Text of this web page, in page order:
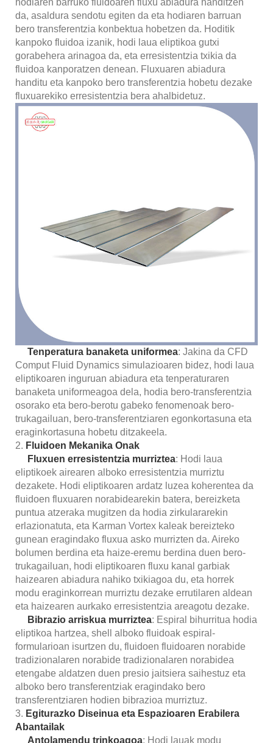
hodiaren barruko fluidoaren fluxu abiadura handitzen
da, asaldura sendotu egiten da eta hodiaren barruan
bero transferentzia konbektua hobetzen da. Hoditik
kanpoko fluidoa izanik, hodi laua eliptikoa gutxi
gorabehera arinagoa da, eta erresistentzia txikia da
fluidoa kanporatzen denean. Fluxuaren abiadura
handitu eta kanpoko bero transferentzia hobetu dezake
fluxuarekiko erresistentzia bera ahalbidetuz.
Tenperatura banaketa uniformea: Jakina da CFD
Comput Fluid Dynamics simulazioaren bidez, hodi laua
eliptikoaren inguruan abiadura eta tenperaturaren
banaketa uniformeagoa dela, hodia bero-transferentzia
osorako eta bero-berotu gabeko fenomenoak bero-
trukagailuan, bero-transferentziaren egonkortasuna eta
eraginkortasuna hobetu ditzakeela.
2. Fluidoen Mekanika Onak
Fluxuen erresistentzia murriztea: Hodi laua
eliptikoek airearen alboko erresistentzia murriztu
dezakete. Hodi eliptikoaren ardatz luzea koherentea da
fluidoen fluxuaren norabidearekin batera, bereizketa
puntua atzeraka mugitzen da hodia zirkulararekin
erlazionatuta, eta Karman Vortex kaleak bereizteko
gunean eragindako fluxua asko murrizten da. Aireko
bolumen berdina eta haize-eremu berdina duen bero-
trukagailuan, hodi eliptikoaren fluxu kanal garbiak
haizearen abiadura nahiko txikiagoa du, eta horrek
modu eraginkorrean murriztu dezake errutilaren aldean
eta haizearen aurkako erresistentzia areagotu dezake.
Bibrazio arriskua murriztea: Espiral bihurritua hodia
eliptikoa hartzea, shell alboko fluidoak espiral-
formularioan isurtzen du, fluidoen fluidoaren norabide
tradizionalaren norabide tradizionalaren norabidea
etengabe aldatzen duen presio jaitsiera saihestuz eta
alboko bero transferentziak eragindako bero
transferentziaren hodien bibrazioa murriztuz.
3. Egiturazko Diseinua eta Espazioaren Erabilera
Abantailak
Antolamendu trinkoagoa: Hodi lauak modu